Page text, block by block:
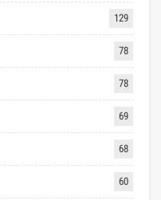
129
78
78
69
68
60